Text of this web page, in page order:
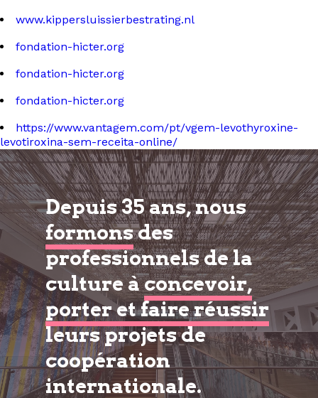
www.kippersluissierbestrating.nl
fondation-hicter.org
fondation-hicter.org
fondation-hicter.org
https://www.vantagem.com/pt/vgem-levothyroxine-
levotiroxina-sem-receita-online/
Depuis 35 ans, nous
formonsdes
professionnels de la
culture àconcevoir,
porter et faire réussir
leurs projets de
coopération
internationale.